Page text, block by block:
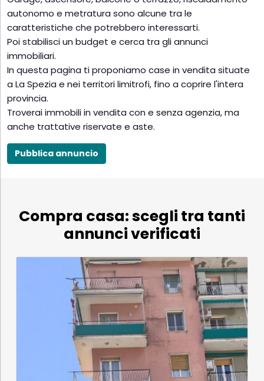
autonomo e metratura sono alcune tra le
caratteristiche che potrebbero interessarti.
Poi stabilisci un budget e cerca tra gli annunci
immobiliari.
In questa pagina ti proponiamo case in vendita situate
a La Spezia e nei territori limitrofi, fino a coprire l'intera
provincia.
Troverai immobili in vendita con e senza agenzia, ma
anche trattative riservate e aste.
Pubblica annuncio
Compra casa: scegli tra tanti
annunci verificati